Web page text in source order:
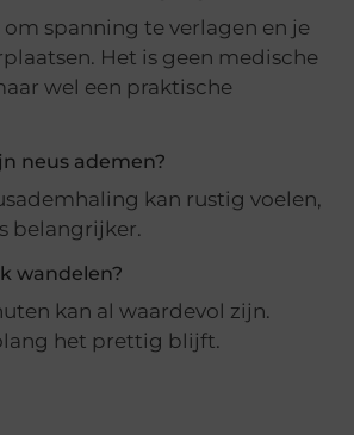
spanning te verlagen en je
Het is geen medische
wel een praktische
neus ademen?
kan rustig voelen,
belangrijker.
wandelen?
kan al waardevol zijn.
het prettig blijft.